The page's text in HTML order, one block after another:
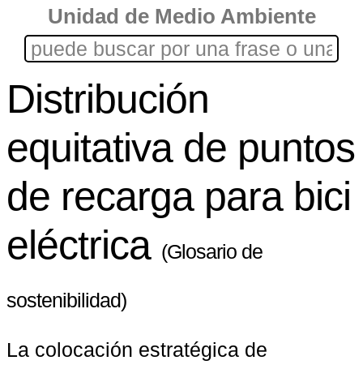
Unidad de Medio Ambiente
Distribución
equitativa de puntos
de recarga para bici
eléctrica (Glosario de
sostenibilidad)
La colocación estratégica de